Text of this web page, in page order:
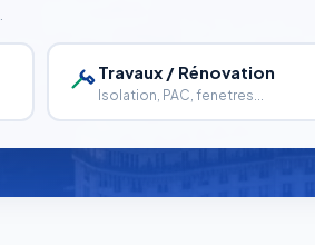
Travaux / Rénovation
Isolation, PAC, fenetres...